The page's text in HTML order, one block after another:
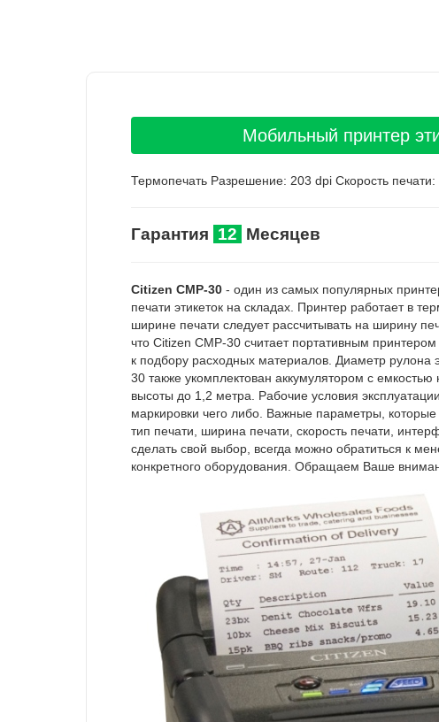
Мобильный принтер
Термопечать Разрешение: 203 dpi Скорость
Гарантия 12 Месяцев
Citizen CMP-30 - один из самых популярных
печати этикеток на складах. Принтер работает в
ширине печати следует рассчитывать на ширину
что Citizen CMP-30 считает портативным
к подбору расходных материалов. Диаметр
30 также укомплектован аккумулятором с
высоты до 1,2 метра. Рабочие условия
маркировки чего либо. Важные параметры,
тип печати, ширина печати, скорость печати,
сделать свой выбор, всегда можно обратиться к
конкретного оборудования. Обращаем Ваше